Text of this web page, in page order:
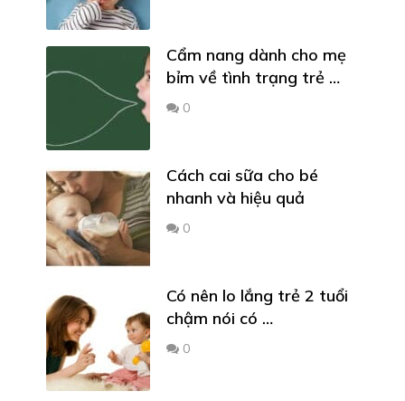
Cẩm nang dành cho mẹ
bỉm về tình trạng trẻ …
0
Cách cai sữa cho bé
nhanh và hiệu quả
0
Có nên lo lắng trẻ 2 tuổi
chậm nói có …
0